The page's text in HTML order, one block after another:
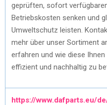
geprüften, sofort
Betriebskosten senken und
Umweltschutz leisten.
mehr über unser Sortiment
erfahren und wie diese
effizient und nachhaltig zu
https://www.dafparts.eu/